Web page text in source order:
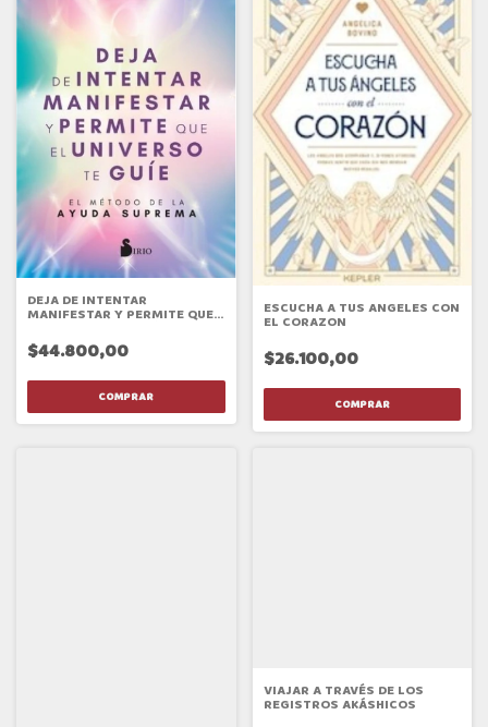
DEJA DE INTENTAR
MANIFESTAR Y PERMITE QUE
$44.800,00
ESCUCHA A TUS ANGELES CON
EL CORAZON
$26.100,00
VIAJAR A TRAVÉS DE LOS
REGISTROS AKÁSHICOS